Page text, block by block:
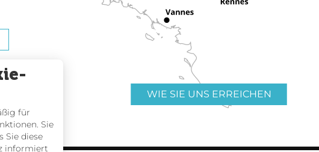
WIE SIE UNS ERREICHEN
für
Sie
Sie diese
informiert